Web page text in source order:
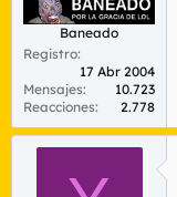
Baneado
Registro
17 Abr 2004
Mensajes
10.723
Reacciones
2.778